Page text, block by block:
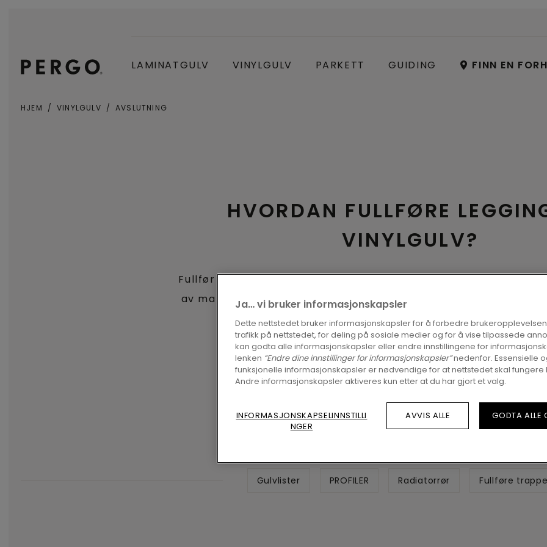
LAMINATGULV VINYLGULV PARKETT GUIDING FINN EN
HJEM VINYLGULV AVSLUTNING
HVORDAN FULLFØRE
VINYLGULV?
Fullfør prosjektet med stil! Etter atvinylgulveter lagt, finnes
av matchende gulvlister og profiler å velge mellom. Her er alt
for at alle detaljene skal bli riktige.
SE ALT TILBEHØR
Gulvlister PROFILER Radiatorrør Fullføre
Ja… vi bruker informasjonskapsler
Dette nettstedet bruker informasjonskapsler for å forbedre
trafikk på nettstedet, for deling på sosiale medier og for å vise tilpassede
kan godta alle informasjonskapsler eller endre innstillingene for
lenken “Endre dine innstillinger for informasjonskapsler”nedenfor. Essensielle
funksjonelle informasjonskapsler er nødvendige for at nettstedet skal fungere
Andre informasjonskapsler aktiveres kun etter at du har gjort et valg.
INFORMASJONSKAPSELINNSTILLI
NGER
AVVIS ALLE GODTA ALLE